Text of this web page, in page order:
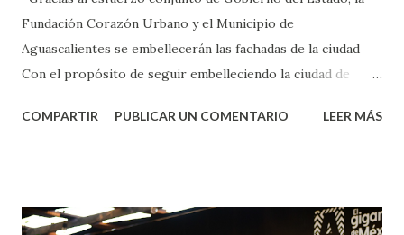
Fundación Corazón Urbano y el Municipio de
Aguascalientes se embellecerán las fachadas de la ciudad
Con el propósito de seguir embelleciendo la ciudad de
municipal, Leo Montañez dio inicio al programa
Corazón Urbano y el Municipio capital. Leo Montañez
COMPARTIR PUBLICAR UN COMENTARIO LEER MÁS